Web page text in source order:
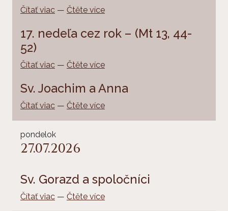
Čítať viac — Čtěte více
17. nedeľa cez rok – (Mt 13, 44-
52)
Čítať viac — Čtěte více
Sv. Joachim a Anna
Čítať viac — Čtěte více
pondelok
27.07.2026
Sv. Gorazd a spoločníci
Čítať viac — Čtěte více